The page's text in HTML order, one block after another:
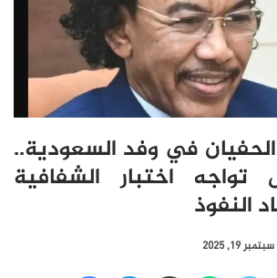
في وفد السعودية..
تواجه اختبار الشفافية
النفوذ
سبتمبر 19, 2025